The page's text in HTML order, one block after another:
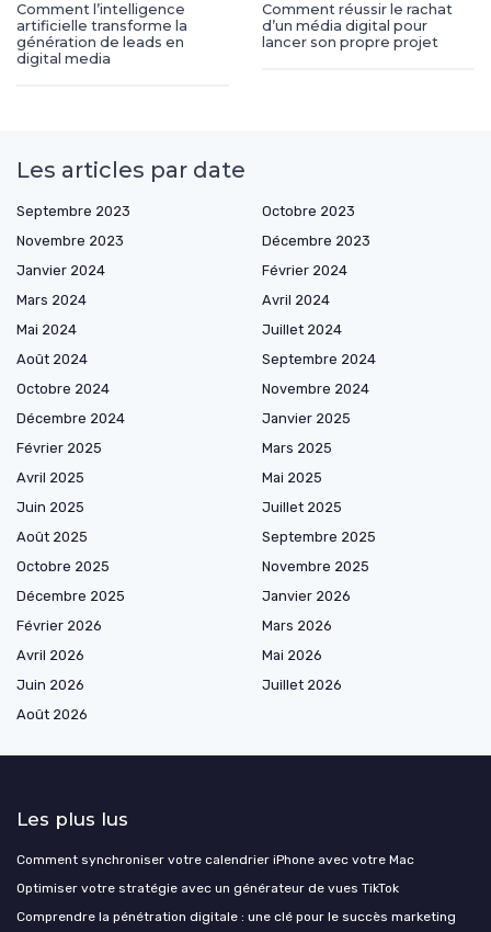
Comment l’intelligence
artificielle transforme la
génération de leads en
digital media
Comment réussir le rachat
d’un média digital pour
lancer son propre projet
Les articles par date
Septembre 2023
Octobre 2023
Novembre 2023
Décembre 2023
Janvier 2024
Février 2024
Mars 2024
Avril 2024
Mai 2024
Juillet 2024
Août 2024
Septembre 2024
Octobre 2024
Novembre 2024
Décembre 2024
Janvier 2025
Février 2025
Mars 2025
Avril 2025
Mai 2025
Juin 2025
Juillet 2025
Août 2025
Septembre 2025
Octobre 2025
Novembre 2025
Décembre 2025
Janvier 2026
Février 2026
Mars 2026
Avril 2026
Mai 2026
Juin 2026
Juillet 2026
Août 2026
Les plus lus
Comment synchroniser votre calendrier iPhone avec votre Mac
Optimiser votre stratégie avec un générateur de vues TikTok
Comprendre la pénétration digitale : une clé pour le succès marketing